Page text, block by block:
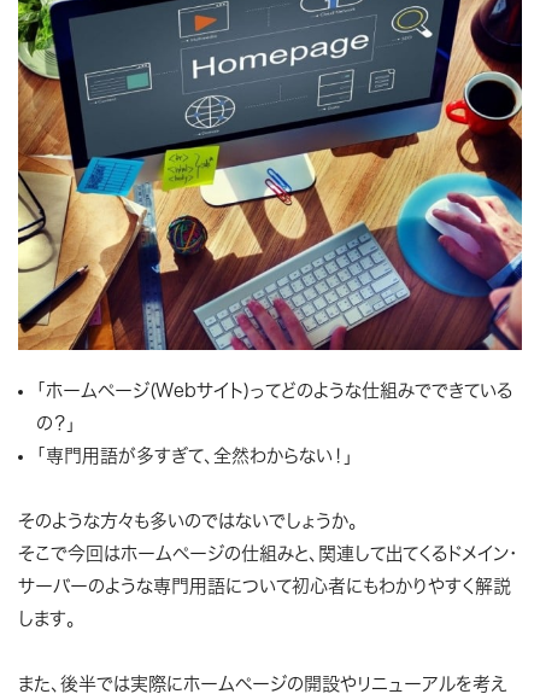
「ホームページ(Webサイト)ってどのような仕組みでできている
の？」
「専門用語が多すぎて、全然わからない！」
そのような方々も多いのではないでしょうか。
そこで今回はホームページの仕組みと、関連して出てくるドメイン・
サーバーのような専門用語について初心者にもわかりやすく解説
します。
また、後半では実際にホームページの開設やリニューアルを考え